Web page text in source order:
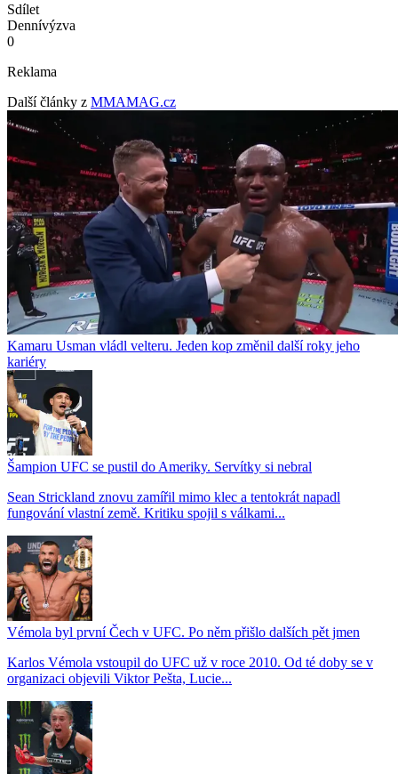
Sdílet
Dennívýzva
0
Reklama
Další články z MMAMAG.cz
Kamaru Usman vládl velteru. Jeden kop změnil další roky jeho
kariéry
Šampion UFC se pustil do Ameriky. Servítky si nebral
Sean Strickland znovu zamířil mimo klec a tentokrát napadl
fungování vlastní země. Kritiku spojil s válkami...
Vémola byl první Čech v UFC. Po něm přišlo dalších pět jmen
Karlos Vémola vstoupil do UFC už v roce 2010. Od té doby se v
organizaci objevili Viktor Pešta, Lucie...